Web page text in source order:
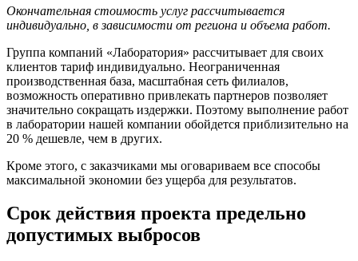
Окончательная стоимость услуг рассчитывается
индивидуально, в зависимости от региона и объема работ.
Группа компаний «Лаборатория» рассчитывает для своих
клиентов тариф индивидуально. Неограниченная
производственная база, масштабная сеть филиалов,
возможность оперативно привлекать партнеров позволяет
значительно сокращать издержки. Поэтому выполнение работ
в лаборатории нашей компании обойдется приблизительно на
20 % дешевле, чем в других.
Кроме этого, с заказчиками мы оговариваем все способы
максимальной экономии без ущерба для результатов.
Срок действия проекта предельно
допустимых выбросов